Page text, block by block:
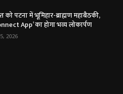
को पटना में भूमिहार-ब्राह्मण महाबैठकी,
App’ का होगा भव्य लोकार्पण
2026